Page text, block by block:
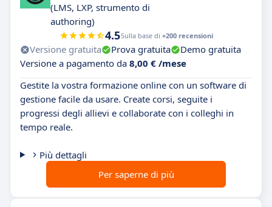
(LMS, LXP, strumento di
authoring)
4.5Sulla base di +200 recensioni
Versione gratuita Prova gratuita
Demo gratuita
Versione a pagamento da 8,00 € /mese
Gestite la vostra formazione online con un software di
gestione facile da usare. Create corsi, seguite i
progressi degli allievi e collaborate con i colleghi in
tempo reale.
Più dettagli
Per saperne di più